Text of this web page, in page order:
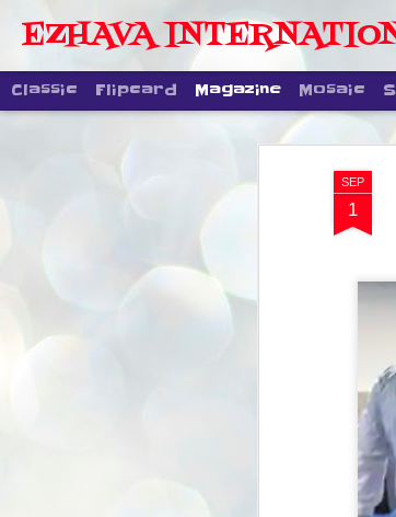
SEP
1
EZHAVA
Classic Flipcard Magazine Mosaic